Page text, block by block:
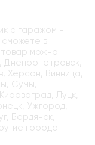
с гаражом -
сможете в
можно
Днепропетровск,
Херсон, Винница,
Сумы,
Луцк,
Ужгород,
Бердянск,
города